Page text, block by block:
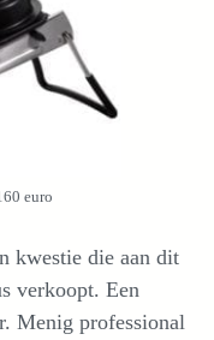
euro
kwestie die aan dit
verkoopt. Een
Menig professional